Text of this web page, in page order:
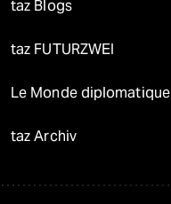
taz Blogs
taz FUTURZWEI
Le Monde diplomatique
taz Archiv